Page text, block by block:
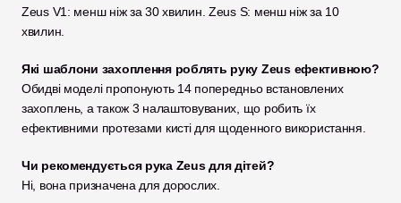
Zeus V1: менш ніж за 30 хвилин. Zeus S: менш ніж за 10
хвилин.
Які шаблони захоплення роблять руку Zeus ефективною?
Обидві моделі пропонують 14 попередньо встановлених
захоплень, а також 3 налаштовуваних, що робить їх
ефективними протезами кисті для щоденного використання.
Чи рекомендується рука Zeus для дітей?
Ні, вона призначена для дорослих.